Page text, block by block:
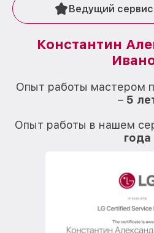
Ведущий
Константин
Опыт работы мастером
– 5
Опыт работы в нашем
года